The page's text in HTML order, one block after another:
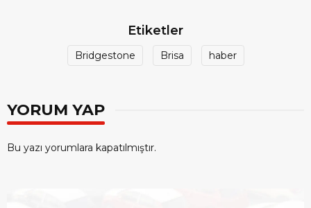
Etiketler
Bridgestone Brisa haber
YORUM YAP
Bu yazı yorumlara kapatılmıştır.